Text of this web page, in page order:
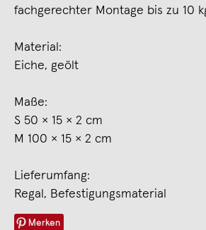
fachgerechter Montage bis zu 10
Material:
Eiche, geölt
Maße:
S 50 × 15 × 2 cm
M 100 × 15 × 2 cm
Lieferumfang:
Regal, Befestigungsmaterial
Merken